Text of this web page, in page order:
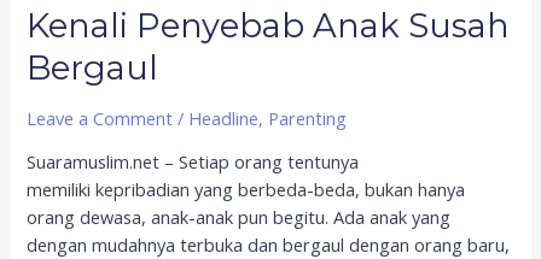
Kenali Penyebab Anak Susah
Bergaul
Leave a Comment / Headline, Parenting
Suaramuslim.net – Setiap orang tentunya
memiliki kepribadian yang berbeda-beda, bukan hanya
orang dewasa, anak-anak pun begitu. Ada anak yang
dengan mudahnya terbuka dan bergaul dengan orang baru,